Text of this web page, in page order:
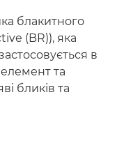
блакитного
(BR)), яка
в
та
бликів та